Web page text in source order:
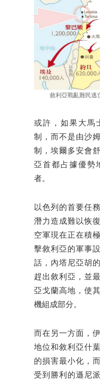
敘利亞戰亂難民逃
或許，如果大馬
制，而不是由沙
制，埃爾多安會
亞首都占據優勢
者。
以色列的首要任
潛力造成難以恢
空軍現在正在積
擊敘利亞的軍事
話，內塔尼亞胡
趕出敘利亞，並
亞戈蘭高地，使
機組成部分。
而在另一方面，
地位和敘利亞什
的損害最小化，
受到勝利的遜尼